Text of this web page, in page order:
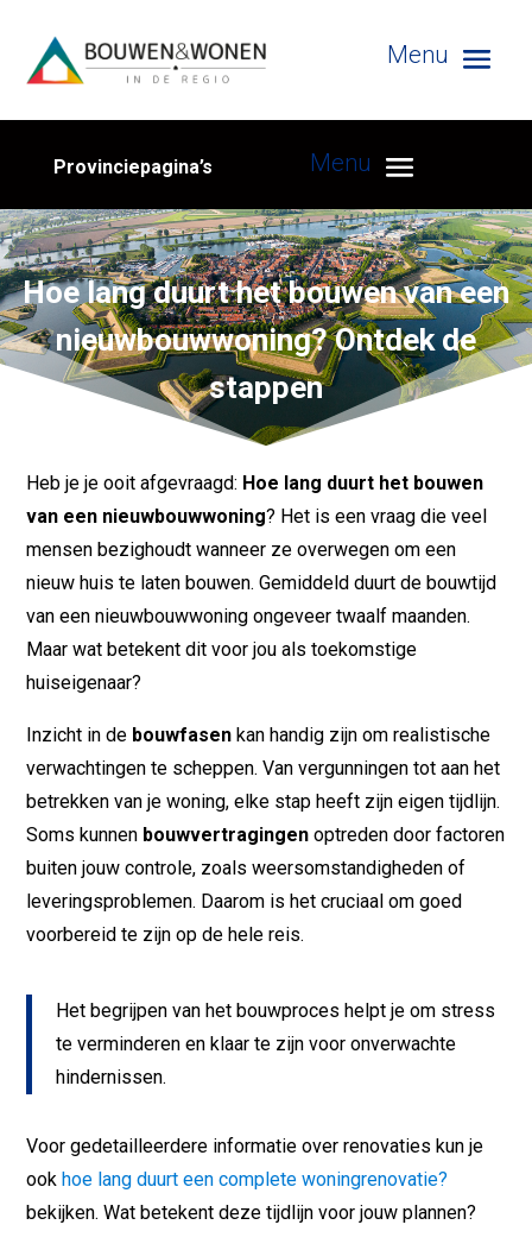
Provinciepagina’s
Hoe lang duurt het bouwen van een
nieuwbouwwoning? Ontdek de
stappen
Heb je je ooit afgevraagd: Hoe lang duurt het bouwen
van een nieuwbouwwoning? Het is een vraag die veel
mensen bezighoudt wanneer ze overwegen om een
nieuw huis te laten bouwen. Gemiddeld duurt de bouwtijd
van een nieuwbouwwoning ongeveer twaalf maanden.
Maar wat betekent dit voor jou als toekomstige
huiseigenaar?
Inzicht in de bouwfasen kan handig zijn om realistische
verwachtingen te scheppen. Van vergunningen tot aan het
betrekken van je woning, elke stap heeft zijn eigen tijdlijn.
Soms kunnen bouwvertragingen optreden door factoren
buiten jouw controle, zoals weersomstandigheden of
leveringsproblemen. Daarom is het cruciaal om goed
voorbereid te zijn op de hele reis.
Het begrijpen van het bouwproces helpt je om stress
te verminderen en klaar te zijn voor onverwachte
hindernissen.
Voor gedetailleerdere informatie over renovaties kun je
ookhoe lang duurt een complete woningrenovatie?
bekijken. Wat betekent deze tijdlijn voor jouw plannen?